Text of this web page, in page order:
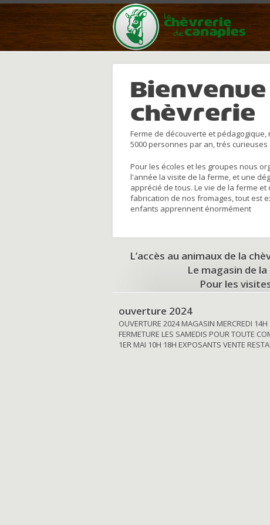
chèvrerie
Ferme de découverte et pédagogique,
5000 personnes par an, trés curieuses
Pour les écoles et les groupes nous
l'année la visite de la ferme, et une
apprécié de tous. Le vie de la ferme et
fabrication de nos fromages, tout est
enfants apprennent énormément
L’accès au animaux de la
Le magasin de
Pour les
ouverture 2024
OUVERTURE 2024 MAGASIN MERCREDI
FERMETURE LES SAMEDIS POUR TOUTE
1ER MAI 10H 18H EXPOSANTS VENTE